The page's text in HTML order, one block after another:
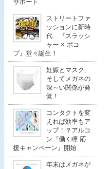
サポート
ストリートファ
ッションに新時
代 『スラッシ
ャー × ポコ
プ』堂々誕生！
妊娠とマスク、
そしてメガネの
深～い関係が発
覚！
コンタクトを変
えれば効率もア
ップ！？アルコ
ン『働く瞳 応
援キャンペーン』開始
年末はメガネが